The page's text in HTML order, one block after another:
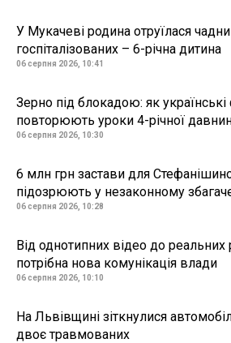
У Мукачеві родина отруїлася
госпіталізованих – 6-річна дитина
06 серпня 2026, 10:41
Зерно під блокадою: як
повторюють уроки 4-річної
06 серпня 2026, 10:30
6 млн грн застави для
підозрюють у незаконному
06 серпня 2026, 10:28
Від однотипних відео до реальних
потрібна нова комунікація влади
06 серпня 2026, 10:10
На Львівщині зіткнулися
двоє травмованих